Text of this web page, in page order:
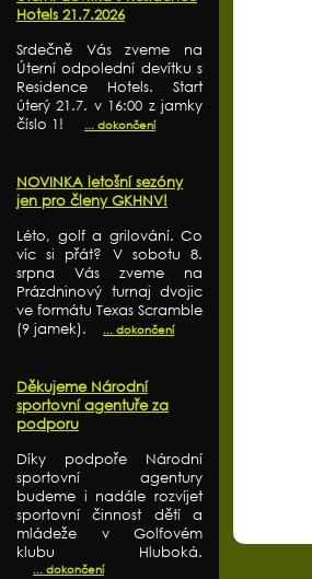
Hotels 21.7.2026
Srdečně Vás zveme na
Úterní odpolední devítku s
Residence Hotels. Start
úterý 21.7. v 16:00 z jamky
číslo 1!
... dokončení
NOVINKA letošní sezóny
jen pro členy GKHNV!
Léto, golf a grilování. Co
víc si přát? V sobotu 8.
srpna Vás zveme na
Prázdninový turnaj dvojic
ve formátu Texas Scramble
(9 jamek).
... dokončení
Děkujeme Národní
sportovní agentuře za
podporu
Díky podpoře Národní
sportovní agentury
budeme i nadále rozvíjet
sportovní činnost dětí a
mládeže v Golfovém
klubu Hluboká.
... dokončení